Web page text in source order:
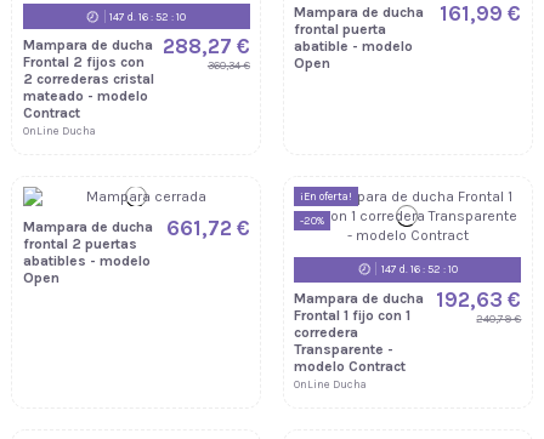
147d. 16:52:09
Mampara de ducha
Frontal 2 fijos con
2 correderas cristal
mateado - modelo
Contract
OnLine Ducha
288,27 €
360,34 €
Mampara de ducha
frontal puerta
abatible - modelo
Open
161,99 €
Mampara de ducha
frontal 2 puertas
abatibles - modelo
Open
661,72 €
¡En oferta!
-20%
147d. 16:52:09
Mampara de ducha
Frontal 1 fijo con 1
corredera
Transparente -
modelo Contract
OnLine Ducha
192,63 €
240,79 €